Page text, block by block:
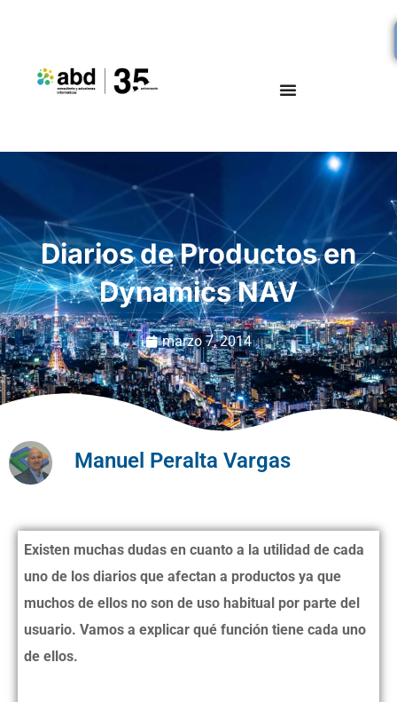
Diarios de Productos en
Dynamics NAV
marzo 7, 2014
Manuel Peralta Vargas
Existen muchas dudas en cuanto a la utilidad de cada
uno de los diarios que afectan a productos ya que
muchos de ellos no son de uso habitual por parte del
usuario. Vamos a explicar qué función tiene cada uno
de ellos.